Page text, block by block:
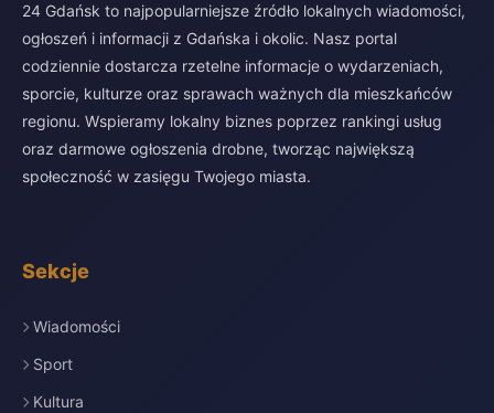
24 Gdańsk to najpopularniejsze źródło lokalnych wiadomości,
ogłoszeń i informacji z Gdańska i okolic. Nasz portal
codziennie dostarcza rzetelne informacje o wydarzeniach,
sporcie, kulturze oraz sprawach ważnych dla mieszkańców
regionu. Wspieramy lokalny biznes poprzez rankingi usług
oraz darmowe ogłoszenia drobne, tworząc największą
społeczność w zasięgu Twojego miasta.
Sekcje
Wiadomości
Sport
Kultura